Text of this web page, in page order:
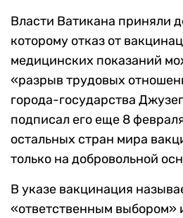
Власти Ватикана приняли
которому отказ от
медицинских показаний
«разрыв трудовых
города-государства
подписал его еще 8
остальных стран мира
только на добровольной
В указе вакцинация
«ответственным выбором»